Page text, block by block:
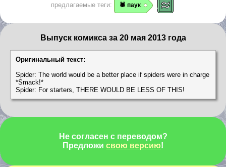
предлагаемые теги: 🕷️ паук
Выпуск комикса за 20 мая 2013 года
Оригинальный текст:
Spider: The world would be a better place if spiders were in charge
*Smack!*
Spider: For starters, THERE WOULD BE LESS OF THIS!
Не согласен с переводом?
Предложи свою версию!